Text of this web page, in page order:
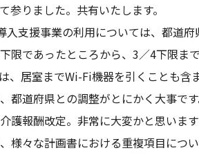
参りました。共有いたします。
入支援事業の利用については、都道
限であったところから、3／4下限
、居室までWi-Fi機器を引くことも含
都道府県との調整がとにかく大事で
護報酬改定。非常に大変かと思いま
様々な計画書における重複項目につ